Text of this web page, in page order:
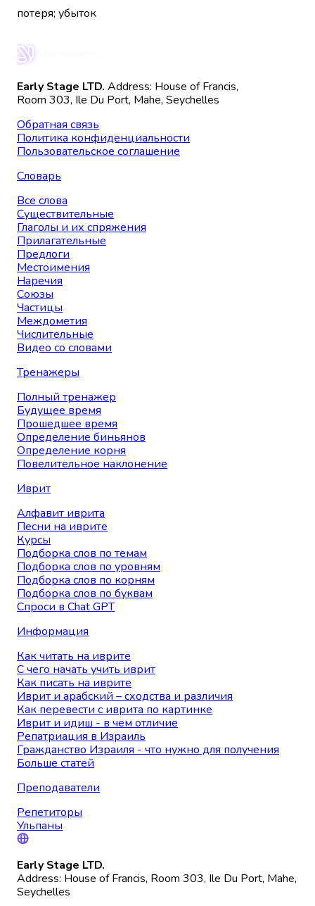
потеря; убыток
Early Stage LTD. Address: House of Francis,
Room 303, Ile Du Port, Mahe, Seychelles
Обратная связь
Политика конфиденциальности
Пользовательское соглашение
Словарь
Все слова
Существительные
Глаголы и их спряжения
Прилагательные
Предлоги
Местоимения
Наречия
Союзы
Частицы
Междометия
Числительные
Видео со словами
Тренажеры
Полный тренажер
Будущее время
Прошедшее время
Определение биньянов
Определение корня
Повелительное наклонение
Иврит
Алфавит иврита
Песни на иврите
Курсы
Подборка слов по темам
Подборка слов по уровням
Подборка слов по корням
Подборка слов по буквам
Спроси в Chat GPT
Информация
Как читать на иврите
С чего начать учить иврит
Как писать на иврите
Иврит и арабский – сходства и различия
Как перевести с иврита по картинке
Иврит и идиш - в чем отличие
Репатриация в Израиль
Гражданство Израиля - что нужно для получения
Больше статей
Преподаватели
Репетиторы
Ульпаны
Early Stage LTD.
Address: House of Francis, Room 303, Ile Du Port, Mahe,
Seychelles